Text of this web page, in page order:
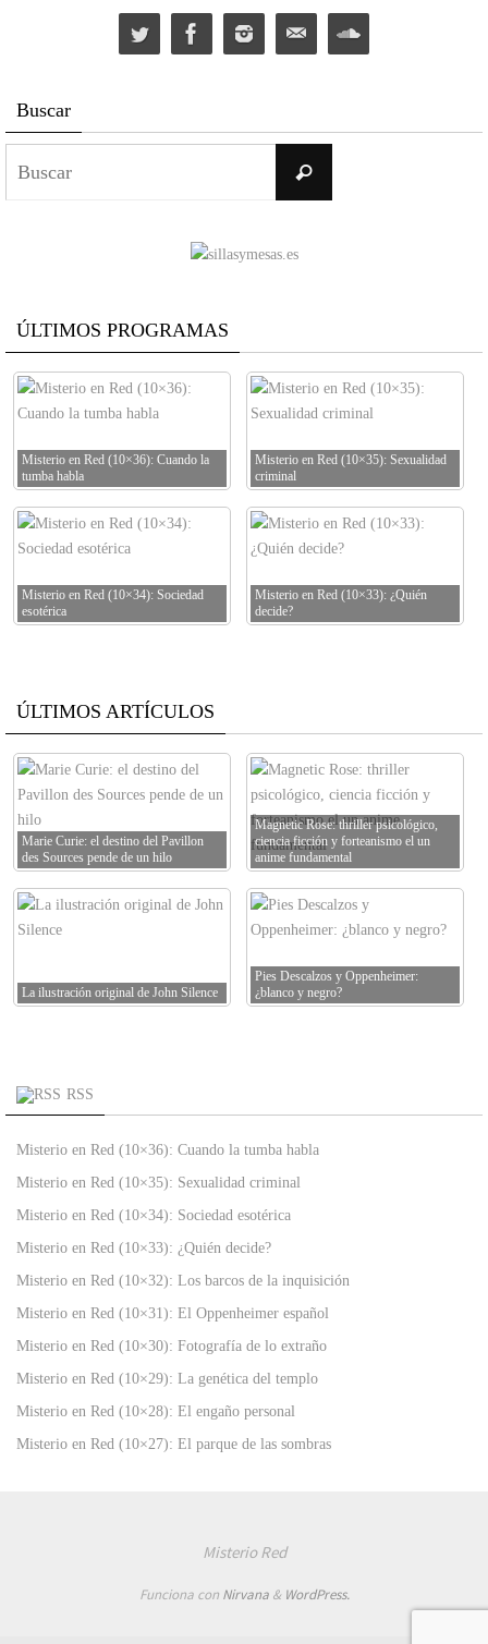
Buscar
Buscar
ÚLTIMOS PROGRAMAS
Misterio en Red (10×36): Cuando la
tumba habla
Misterio en Red (10×35): Sexualidad
criminal
Misterio en Red (10×34): Sociedad
esotérica
Misterio en Red (10×33): ¿Quién
decide?
ÚLTIMOS ARTÍCULOS
Marie Curie: el destino del Pavillon
des Sources pende de un hilo
Magnetic Rose: thriller psicológico,
ciencia ficción y forteanismo el un
anime fundamental
La ilustración original de John Silence
Pies Descalzos y Oppenheimer:
¿blanco y negro?
RSS
Misterio en Red (10×36): Cuando la tumba habla
Misterio en Red (10×35): Sexualidad criminal
Misterio en Red (10×34): Sociedad esotérica
Misterio en Red (10×33): ¿Quién decide?
Misterio en Red (10×32): Los barcos de la inquisición
Misterio en Red (10×31): El Oppenheimer español
Misterio en Red (10×30): Fotografía de lo extraño
Misterio en Red (10×29): La genética del templo
Misterio en Red (10×28): El engaño personal
Misterio en Red (10×27): El parque de las sombras
Misterio Red
Funciona con Nirvana& WordPress.